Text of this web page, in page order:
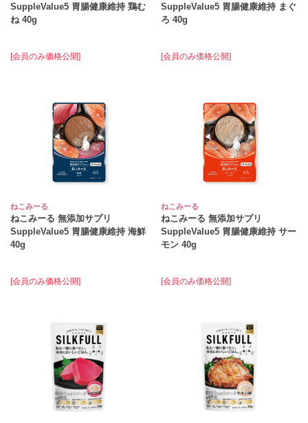
SuppleValue5 胃腸健康維持 鶏む
ね 40g
[会員のみ価格公開]
SuppleValue5 胃腸健康維持 まぐ
ろ 40g
[会員のみ価格公開]
ねこみーる
ねこみーる 無添加サプリ
SuppleValue5 胃腸健康維持 海鮮
40g
[会員のみ価格公開]
ねこみーる
ねこみーる 無添加サプリ
SuppleValue5 胃腸健康維持 サー
モン 40g
[会員のみ価格公開]